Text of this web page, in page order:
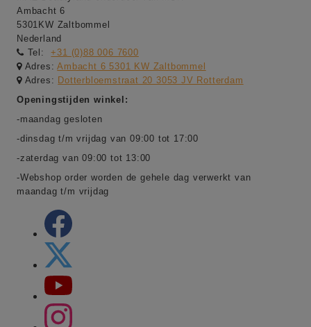
Ambacht 6
5301KW Zaltbommel
Nederland
Tel:
+31 (0)88 006 7600
Adres:Ambacht 6 5301 KW Zaltbommel
Adres: Dotterbloemstraat 20 3053 JV Rotterdam
Openingstijden winkel:
-maandag gesloten
-dinsdag t/m vrijdag van 09:00 tot 17:00
-zaterdag van 09:00 tot 13:00
-Webshop order worden de gehele dag verwerkt van
maandag t/m vrijdag